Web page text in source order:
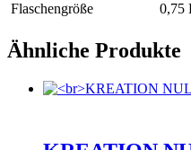
Flaschengröße
0,75
Ähnliche Produkte